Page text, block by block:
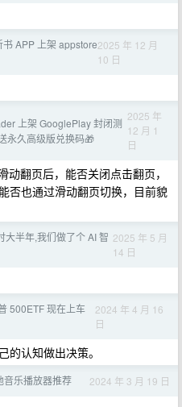
书 APP 上架 appstore2025 年 12 月
10 日
上架 GooglePlay 封闭测
永久高级版兑换码🎁
2025 年
12 月 1
日
翻页后，能否关闭点击翻页，
否也通过滑动翻页切换，目前貌
大半年,我们做了个 AI 智 2025 年 5 月
14 日
500ETF 现在上车
2024 年 4 月 16
日
的认知做出决策。
音乐播放器推荐 2024 年 3 月 19 日